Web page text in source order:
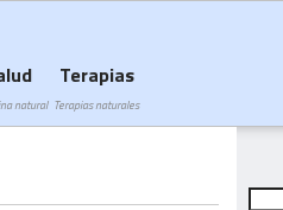
natural
Terapias
Terapias naturales